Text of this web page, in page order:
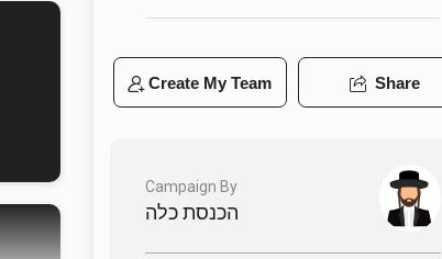
Create My Team Share
Campaign By
הכנסת כלה